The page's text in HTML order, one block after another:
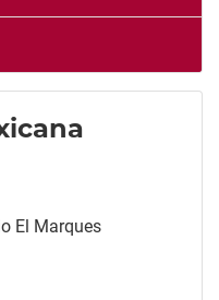
El Marques